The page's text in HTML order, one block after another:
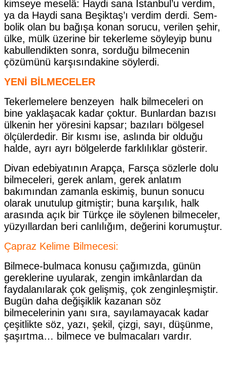
kimseye meselâ: Haydi sana İstanbul’u verdim,
ya da Haydi sa­na Beşiktaş’ı verdim derdi. Sem­
bolik olan bu bağışa konan sorucu, verilen şehir,
ülke, mülk üzerine bir teker­leme söyleyip bunu
kabullendikten sonra, sorduğu bilmecenin
çözümü­nü karşısındakine söylerdi.
YENİ BİLMECELER
Tekerlemelere benzeyen halk bil­meceleri on
bine yaklaşacak kadar çoktur. Bunlardan bazısı
ülkenin her yöresini kapsar; bazıları bölgesel
ölçüler­dedir. Bir kısmı ise, aslında bir olduğu
halde, ayrı ayrı bölgelerde fark­lılıklar gösterir.
Divan edebiyatının Arapça, Farsça sözlerle dolu
bilmeceleri, gerek an­lam, gerek anlatım
bakımından za­manla eskimiş, bunun sonucu
olarak unutulup gitmiştir; buna karşılık, halk
arasında açık bir Türkçe ile söylenen bilmeceler,
yüzyıllardan be­ri canlılığım, değerini korumuştur.
Çapraz Kelime Bilmecesi:
Bilmece-bulmaca konusu çağımız­da, günün
gereklerine uyularak, zen­gin imkânlardan da
faydalanılarak çok gelişmiş, çok zenginleşmiştir.
Bugün daha değişiklik kazanan söz
bilmecelerinin yanı sıra, sayılamayacak kadar
çeşitlikte söz, yazı, şekil, çizgi, sayı, düşünme,
şaşırtma… bil­mece ve bulmacaları vardır.